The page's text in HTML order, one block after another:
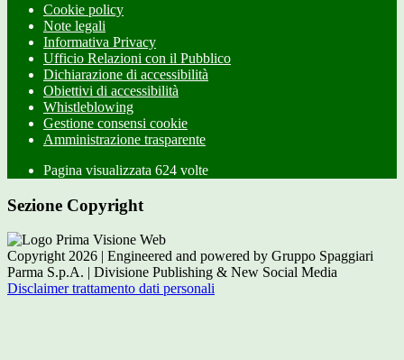
Cookie policy
Note legali
Informativa Privacy
Ufficio Relazioni con il Pubblico
Dichiarazione di accessibilità
Obiettivi di accessibilità
Whistleblowing
Gestione consensi cookie
Amministrazione trasparente
Pagina visualizzata 624 volte
Sezione Copyright
Copyright 2026 | Engineered and powered by Gruppo Spaggiari
Parma S.p.A. | Divisione Publishing & New Social Media
Disclaimer trattamento dati personali